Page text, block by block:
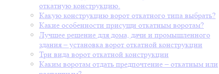
откатную конструкцию.
Какую конструкцию ворот откатного типа выбрать?
Какие особенности присущи откатным воротам?
Лучшее решение для дома, дачи и промышленного
здания – установка ворот откатной конструкции
Три вида ворот откатной конструкции
Каким воротам отдать предпочтение – откатным или